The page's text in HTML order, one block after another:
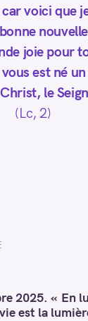
voici que
joie pour
est né
le
(Lc, 2)
2025. « En
vie est la